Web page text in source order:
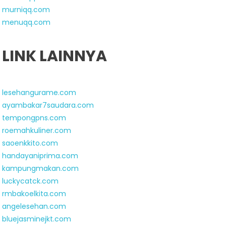
murniqq.com
menuqq.com
LINK LAINNYA
lesehangurame.com
ayambakar7saudara.com
tempongpns.com
roemahkuliner.com
saoenkkito.com
handayaniprima.com
kampungmakan.com
luckycatck.com
rmbakoelkita.com
angelesehan.com
bluejasminejkt.com